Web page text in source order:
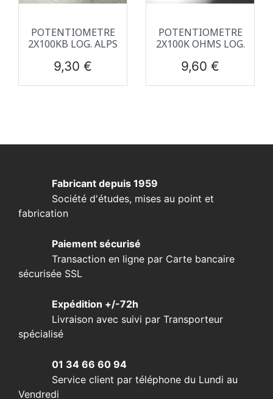
POTENTIOMETRE
2X100KB LOG. ALPS
Prix
9,30 €
POTENTIOMETRE
2X100K OHMS LOG.
Prix
9,60 €
Fabricant depuis 1959
Société d'études, mises au point et
fabrication
Paiement sécurisé
Transaction en ligne par Carte bancaire
sécurisée SSL
Expédition +/-72h
Livraison avec suivi par Transporteur
spécialisé
01 34 66 60 94
Service client par téléphone du Lundi au
Vendredi